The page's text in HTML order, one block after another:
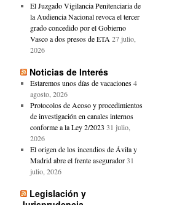
El Juzgado Vigilancia Penitenciaria de
la Audiencia Nacional revoca el tercer
grado concedido por el Gobierno
Vasco a dos presos de ETA 27 julio,
2026
Noticias de Interés
Estaremos unos días de vacaciones 4
agosto, 2026
Protocolos de Acoso y procedimientos
de investigación en canales internos
conforme a la Ley 2/2023 31 julio,
2026
El origen de los incendios de Ávila y
Madrid abre el frente asegurador 31
julio, 2026
Legislación y